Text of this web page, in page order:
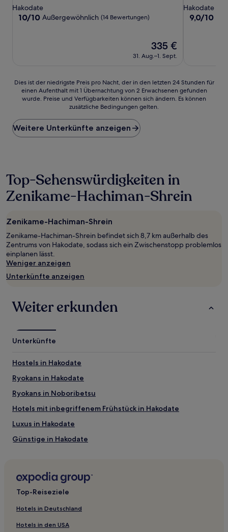
Sterne-
Unterkunft
Hakodate
10.0
10/10 Außergewöhnlich (14 Bewertungen)
Der
Preis
beträgt
335 €
31. Aug.–1. Sept.
Sterne-
Unterkunft
Hakodate
9.0
9,0/10
Dies
der
Preis
pro
Nacht,
letzten
24 Stunden
für
einen
mit
von
2 Erwachsenen
gefunden
wurde.
Preise
können
sich
Es
können
gelten.
Dies ist der niedrigste Preis pro Nacht, der in den letzten 24 Stunden für
einen Aufenthalt mit 1 Übernachtung von 2 Erwachsenen gefunden
wurde. Preise und Verfügbarkeiten können sich ändern. Es können
zusätzliche Bedingungen gelten.
Weitere Unterkünfte anzeigen
Top-Sehenswürdigkeiten in
Zenikame-Hachiman-Shrein
Zenikame-Hachiman-Shrein
Zenikame-Hachiman-Shrein befindet sich 8,7 km außerhalb des
Zentrums von Hakodate, sodass sich ein Zwischenstopp problemlos
einplanen lässt.
Weniger anzeigen
Unterkünfte anzeigen
Weiter erkunden
Unterkünfte
Hostels in Hakodate
Ryokans in Hakodate
Ryokans in Noboribetsu
Hotels mit inbegriffenem Frühstück in Hakodate
Luxus in Hakodate
Günstige in Hakodate
Lgbtqia-Freundliche nahe Kakkumi-Park
Document Museum
Top-Reiseziele
Hotels in Deutschland
Hotels in den USA